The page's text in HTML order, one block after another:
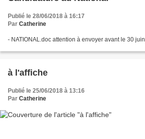
Publié le 28/06/2018 à 16:17
Par Catherine
- NATIONAL.doc attention à envoyer avant le 30 juin
à l'affiche
Publié le 25/06/2018 à 13:16
Par Catherine